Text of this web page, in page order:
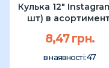
Кулька 12"
шт) в
8,47 грн.
в наявності:47